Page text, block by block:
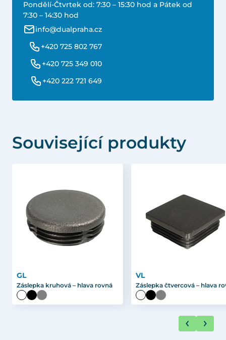
Pondělí-Čtvrtek od: 7:30 – 15:30 hod a Pátek od
7:30 – 14:30 hod
info@dualpraha.cz
+420 725 802 767
+420 725 349 010
+420 222 721 649
Související produkty
GL
Záslepka kruhová – hlava rovná
VL
Záslepka čtvercová – hlava